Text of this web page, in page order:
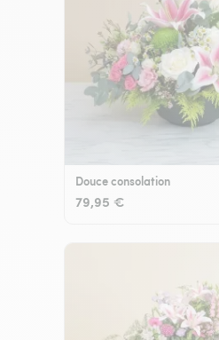
Douce consolation
79,95 €